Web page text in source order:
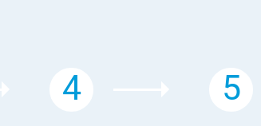
4 5